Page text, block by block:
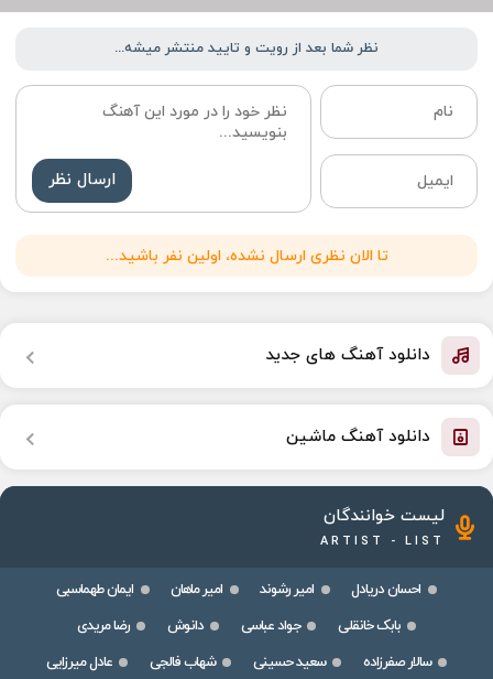
نظر شما بعد از رویت و تایید منتشر میشه...
ارسال نظر
تا الان نظری ارسال نشده، اولین نفر باشید...
دانلود آهنگ های جدید
دانلود آهنگ ماشین
لیست خوانندگان
ARTIST - LIST
احسان دریادل امیر رشوند امیر ماهان
ایمان طهماسبی
بابک خانقلی
جواد عباسی دانوش
رضا مریدی
سالار صفرزاده
سعید حسینی شهاب فالجی
عادل میرزایی